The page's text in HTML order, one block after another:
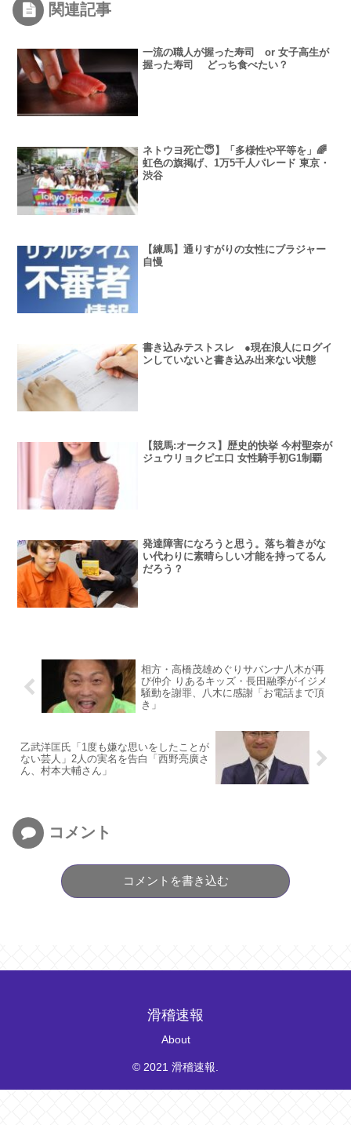
関連記事
一流の職人が握った寿司 or 女子高生が
握った寿司 どっち食べたい？
ネトウヨ死亡😇】「多様性や平等を」🌈
虹色の旗掲げ、1万5千人パレード 東京・
渋谷
【練馬】通りすがりの女性にブラジャー
自慢
書き込みテストスレ ●現在浪人にログイ
ンしていないと書き込み出来ない状態
【競馬:オークス】歴史的快挙 今村聖奈が
ジュウリョクピエ口 女性騎手初G1制覇
発達障害になろうと思う。落ち着きがな
い代わりに素晴らしい才能を持ってるん
だろう？
相方・高橋茂雄めぐりサバンナ八木が再
び仲介 りあるキッズ・長田融季がイジメ
騒動を謝罪、八木に感謝「お電話まで頂
き」
乙武洋匡氏「1度も嫌な思いをしたことが
ない芸人」2人の実名を告白「西野亮廣さ
ん、村本大輔さん」
コメント
コメントを書き込む
滑稽速報
About
© 2021 滑稽速報.